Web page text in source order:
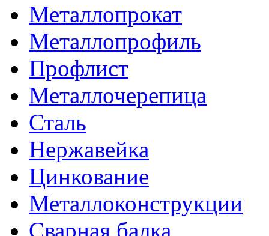
Металлопрокат
Металлопрофиль
Профлист
Металлочерепица
Сталь
Нержавейка
Цинкование
Металлоконструкции
Сварная балка